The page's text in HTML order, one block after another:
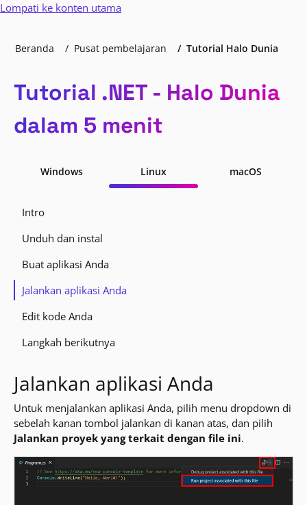
Lompati ke konten utama
Beranda Pusat pembelajaran Tutorial Halo Dunia
Tutorial .NET - Halo Dunia
dalam 5 menit
Windows Linux macOS
Intro
Unduh dan instal
Buat aplikasi Anda
Jalankan aplikasi Anda
Edit kode Anda
Langkah berikutnya
Jalankan aplikasi Anda
Untuk menjalankan aplikasi Anda, pilih menu dropdown di
sebelah kanan tombol jalankan di kanan atas, dan pilih
Jalankan proyek yang terkait dengan file ini.